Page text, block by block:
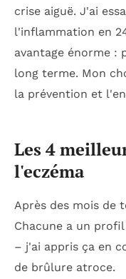
crise aiguë. J'ai
l'inflammation en
avantage énorme :
long terme. Mon
la prévention et
Les 4
l'eczéma
Après des mois de
Chacune a un
– j'ai appris ça en
de brûlure atroce.